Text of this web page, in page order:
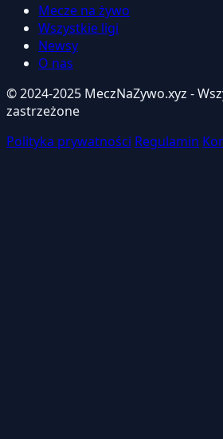
Mecze na żywo
Wszystkie ligi
Newsy
O nas
© 2024-2025 MeczNaZywo.xyz -
zastrzeżone
Polityka prywatności Regulamin